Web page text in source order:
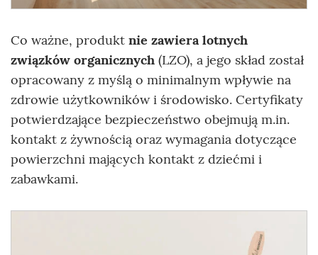
Co ważne, produkt nie zawiera lotnych
związków organicznych (LZO), a jego skład został
opracowany z myślą o minimalnym wpływie na
zdrowie użytkowników i środowisko. Certyfikaty
potwierdzające bezpieczeństwo obejmują m.in.
kontakt z żywnością oraz wymagania dotyczące
powierzchni mających kontakt z dziećmi i
zabawkami.